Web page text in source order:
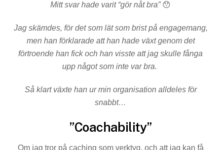
Mitt svar hade varit “gör nåt bra” 😯
Jag skämdes, för det som lät som brist på engagemang,
men han förklarade att han hade växt genom det
förtroende han fick och han visste att jag skulle fånga
upp något som inte var bra.
Så klart växte han ur min organisation alldeles för
snabbt…
”Coachability”
Om jag tror på caching som verktyg, och att jag kan få